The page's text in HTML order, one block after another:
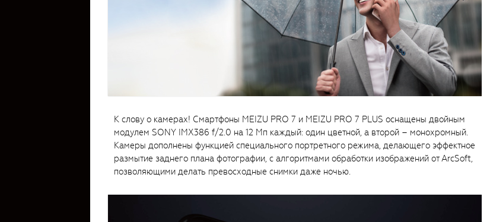
К слову о камерах! Смартфоны MEIZU PRO 7 и MEIZU PRO 7 PLUS оснащены двойным
модулем SONY IMX386 f/2.0 на 12 Мп каждый: один цветной, а второй – монохромный.
Камеры дополнены функцией специального портретного режима, делающего эффектное
размытие заднего плана фотографии, с алгоритмами обработки изображений от ArcSoft,
позволяющими делать превосходные снимки даже ночью.